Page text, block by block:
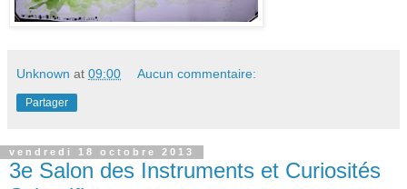
Unknown at 09:00 Aucun commentaire:
Partager
vendredi 18 octobre 2013
3e Salon des Instruments et Curiosités